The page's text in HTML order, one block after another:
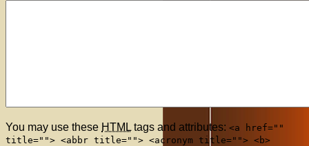
You may use these HTML tags and attributes: <a href=""
title=""> <abbr title=""> <acronym title=""> <b>